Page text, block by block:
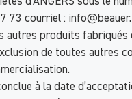
73 courriel :
autres produits fabriqués
de toutes
à la date